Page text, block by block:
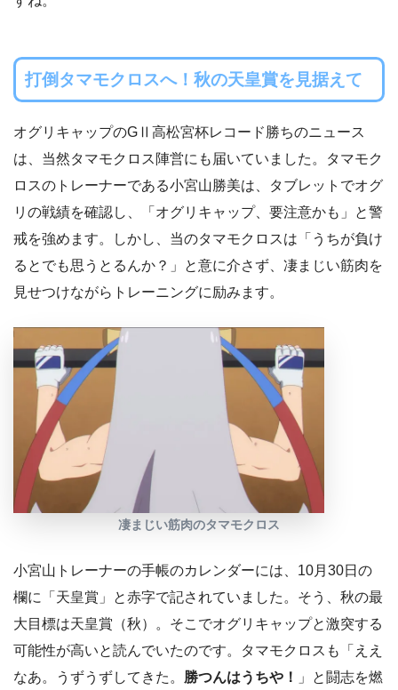
打倒タマモクロスへ！秋の天皇賞を見据えて
オグリキャップのGⅡ高松宮杯レコード勝ちのニュース
は、当然タマモクロス陣営にも届いていました。タマモク
ロスのトレーナーである小宮山勝美は、タブレットでオグ
リの戦績を確認し、「オグリキャップ、要注意かも」と警
戒を強めます。しかし、当のタマモクロスは「うちが負け
るとでも思うとるんか？」と意に介さず、凄まじい筋肉を
見せつけながらトレーニングに励みます。
凄まじい筋肉のタマモクロス
小宮山トレーナーの手帳のカレンダーには、10月30日の
欄に「天皇賞」と赤字で記されていました。そう、秋の最
大目標は天皇賞（秋）。そこでオグリキャップと激突する
可能性が高いと読んでいたのです。タマモクロスも「ええ
なあ。うずうずしてきた。 勝つんはうちや！
」と闘志を燃